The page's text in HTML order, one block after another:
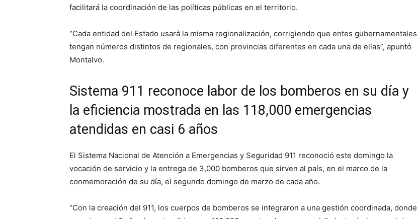
facilitará la coordinación de las políticas públicas en el territorio.
“Cada entidad del Estado usará la misma regionalización, corrigiendo que entes gubernamentales
tengan números distintos de regionales, con provincias diferentes en cada una de ellas”, apuntó
Montalvo.
Sistema 911 reconoce labor de los bomberos en su día y
la eficiencia mostrada en las 118,000 emergencias
atendidas en casi 6 años
El Sistema Nacional de Atención a Emergencias y Seguridad 911 reconoció este domingo la
vocación de servicio y la entrega de 3,000 bomberos que sirven al país, en el marco de la
conmemoración de su día, el segundo domingo de marzo de cada año.
“Con la creación del 911, los cuerpos de bomberos se integraron a una gestión coordinada, donde